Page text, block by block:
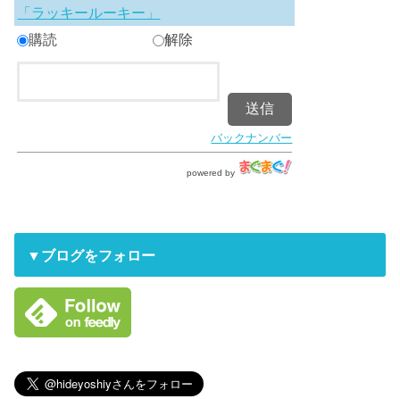
「ラッキールーキー」
購読
解除
バックナンバー
powered by
▼ブログをフォロー